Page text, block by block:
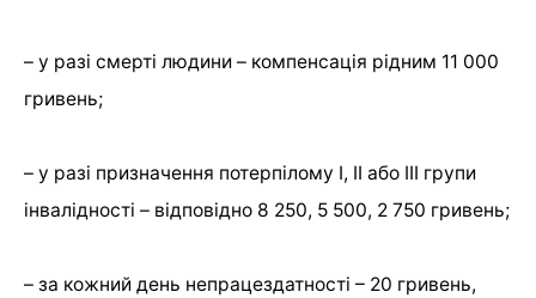
– у разі смерті людини – компенсація рідним 11 000
гривень;
– у разі призначення потерпілому I, II або III групи
інвалідності – відповідно 8 250, 5 500, 2 750 гривень;
– за кожний день непрацездатності – 20 гривень,